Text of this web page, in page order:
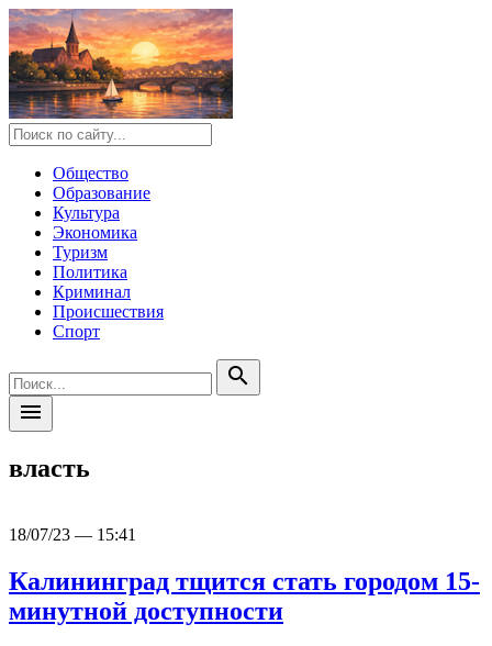
Общество
Образование
Культура
Экономика
Туризм
Политика
Криминал
Происшествия
Спорт
search
menu
власть
18/07/23 — 15:41
Калининград тщится стать городом 15-
минутной доступности